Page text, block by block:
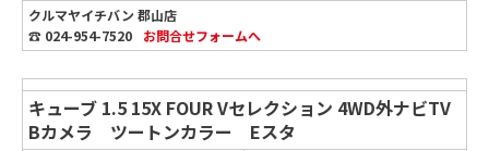
クルマヤイチバン 郡山店
☎ 024-954-7520
お問合せフォームへ
キューブ 1.5 15X FOUR Vセレクション 4WD外ナビTV
Bカメラ ツートンカラー Eスタ